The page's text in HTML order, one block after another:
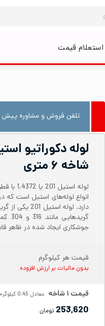
استعلام قیمت
تلفن فروش و مشاوره پیش
شاخه ۶ متری
انواع لوله‌های استیل است
دارد. لوله
جوشکاری ایجاد شده در ظاهر
قیمت هر کیلوگرم
بدون مالیات بر ارزش افزوده
قیمت ۱شاخه معادل 0.45 کیلوگرم
253,620 تومان